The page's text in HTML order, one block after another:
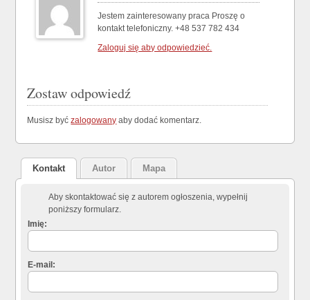
Jestem zainteresowany praca Proszę o
kontakt telefoniczny. +48 537 782 434
Zaloguj się aby odpowiedzieć.
Zostaw odpowiedź
Musisz byćzalogowany aby dodać komentarz.
Kontakt Autor Mapa
Aby skontaktować się z autorem ogłoszenia, wypełnij
poniższy formularz.
Imię:
E-mail: